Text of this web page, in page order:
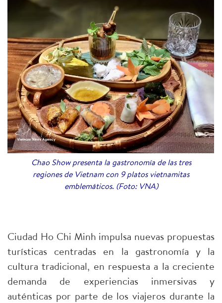
Chao Show presenta la gastronomía de las tres
regiones de Vietnam con 9 platos vietnamitas
emblemáticos. (Foto: VNA)
Ciudad Ho Chi Minh impulsa nuevas propuestas
turísticas centradas en la gastronomía y la
cultura tradicional, en respuesta a la creciente
demanda de experiencias inmersivas y
auténticas por parte de los viajeros durante la